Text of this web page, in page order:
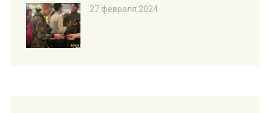
27 февраля 2024